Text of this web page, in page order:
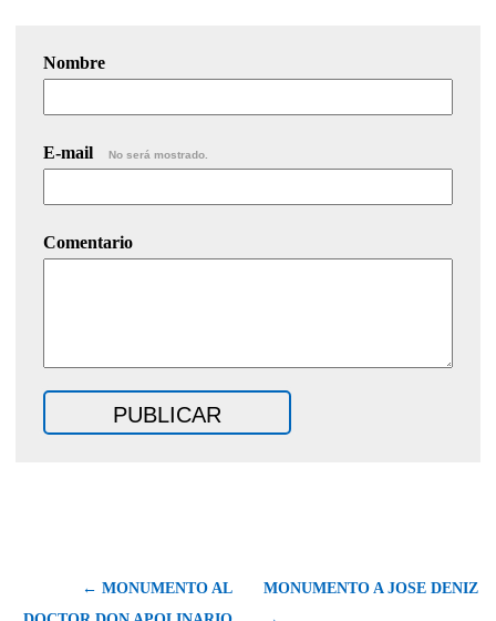
Nombre
E-mail No será mostrado.
Comentario
← MONUMENTO AL
MONUMENTO A JOSE DENIZ